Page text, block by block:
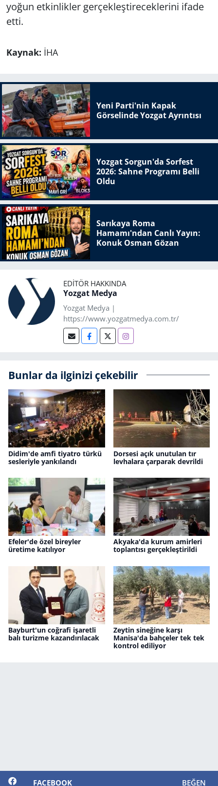
yoğun etkinlikler gerçekleştireceklerini ifade
etti.
Kaynak: İHA
Yeni Parti'nin Kapak
Görselinde Yozgat Ayrıntısı
Yozgat Sorgun'da Sorfest
2026: Sahne Programı Belli
Oldu
Sarıkaya Roma
Hamamı'ndan Canlı Yayın:
Konuk Osman Gözan
EDITÖR HAKKINDA
Yozgat Medya
Yozgat Medya |
https://www.yozgatmedya.com.tr/
Bunlar da ilginizi çekebilir
Didim'de amfi tiyatro türkü
sesleriyle yankılandı
Dorsesi açık unutulan tır
levhalara çarparak devrildi
Efeler'de özel bireyler
üretime katılıyor
Akyaka'da kurum amirleri
toplantısı gerçekleştirildi
Bayburt'un coğrafi işaretli
balı turizme kazandırılacak
Zeytin sineğine karşı
Manisa'da bahçeler tek tek
kontrol ediliyor
FACEBOOK BEĞEN